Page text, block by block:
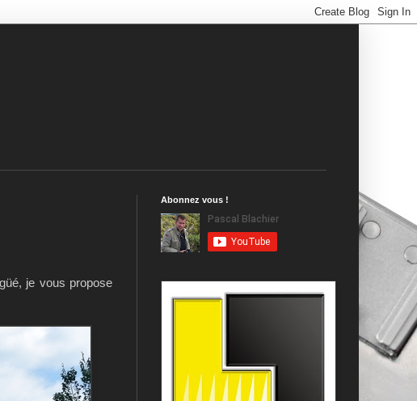
je vous propose
Abonnez vous !